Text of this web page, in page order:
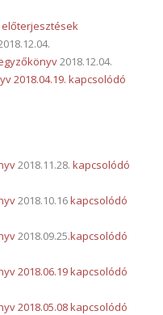
előterjesztések
2018.12.04.
2018.04.19. kapcsolódó
2018.11.28. kapcsolódó
2018.10.16kapcsolódó
2018.09.25.kapcsolódó
2018.06.19 kapcsolódó
2018.05.08kapcsolódó